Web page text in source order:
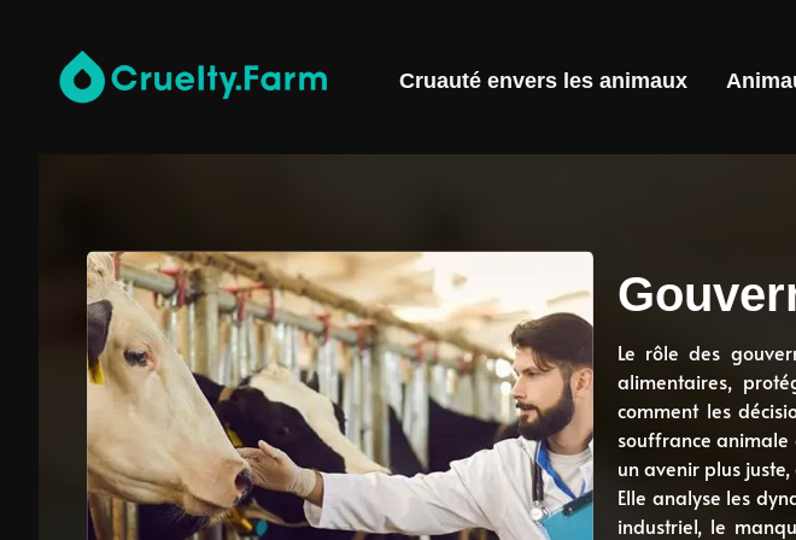
Cruauté envers les animaux
Le rôle des
alimentaires,
comment les
souffrance
un avenir plus
Elle analyse les
industriel, le